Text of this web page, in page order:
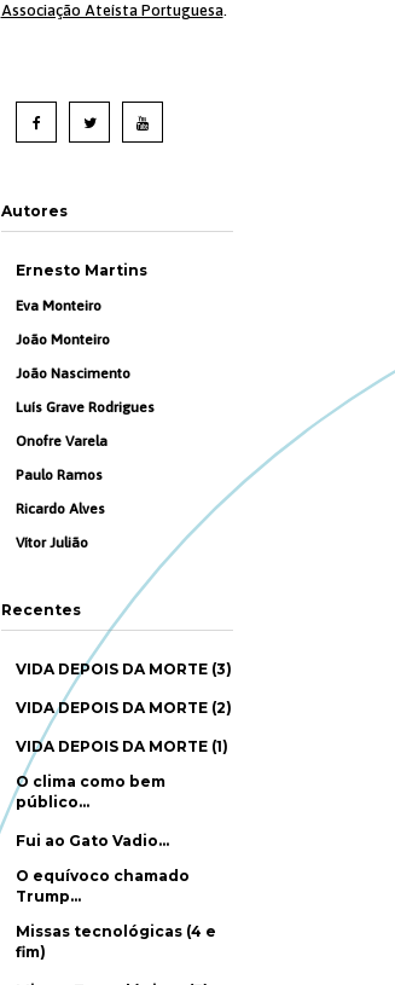
Associação Ateísta Portuguesa.
Autores
Ernesto Martins
Eva Monteiro
João Monteiro
João Nascimento
Luís Grave Rodrigues
Onofre Varela
Paulo Ramos
Ricardo Alves
Vítor Julião
Recentes
VIDA DEPOIS DA MORTE (3)
VIDA DEPOIS DA MORTE (2)
VIDA DEPOIS DA MORTE (1)
O clima como bem
público…
Fui ao Gato Vadio…
O equívoco chamado
Trump…
Missas tecnológicas (4 e
fim)